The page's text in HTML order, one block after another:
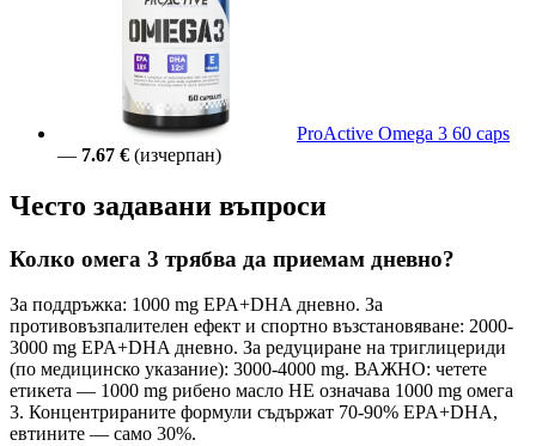
ProActive Omega 3 60 caps
— 7.67 € (изчерпан)
Често задавани въпроси
Колко омега 3 трябва да приемам дневно?
За поддръжка: 1000 mg EPA+DHA дневно. За
противовъзпалителен ефект и спортно възстановяване: 2000-
3000 mg EPA+DHA дневно. За редуциране на триглицериди
(по медицинско указание): 3000-4000 mg. ВАЖНО: четете
етикета — 1000 mg рибено масло НЕ означава 1000 mg омега
3. Концентрираните формули съдържат 70-90% EPA+DHA,
евтините — само 30%.